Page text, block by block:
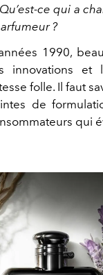
ce qui a
?
1990,
innovations et
folle. Il faut
de
qui